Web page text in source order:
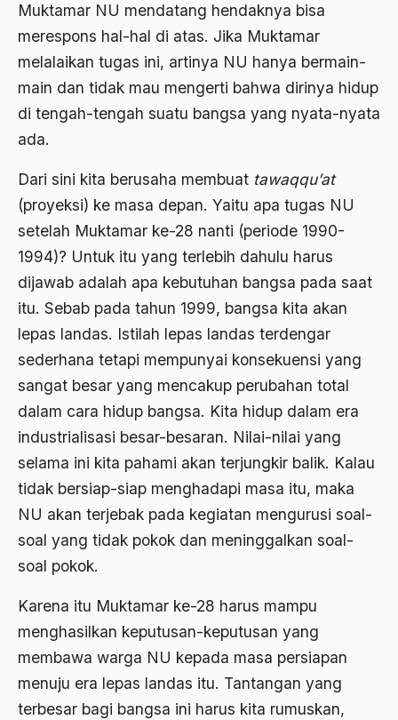
Muktamar NU mendatang hendaknya bisa
merespons hal-hal di atas. Jika Muktamar
melalaikan tugas ini, artinya NU hanya bermain-
main dan tidak mau mengerti bahwa dirinya hidup
di tengah-tengah suatu bangsa yang nyata-nyata
ada.
Dari sini kita berusaha membuat tawaqqu’at
(proyeksi) ke masa depan. Yaitu apa tugas NU
setelah Muktamar ke-28 nanti (periode 1990-
1994)? Untuk itu yang terlebih dahulu harus
dijawab adalah apa kebutuhan bangsa pada saat
itu. Sebab pada tahun 1999, bangsa kita akan
lepas landas. Istilah lepas landas terdengar
sederhana tetapi mempunyai konsekuensi yang
sangat besar yang mencakup perubahan total
dalam cara hidup bangsa. Kita hidup dalam era
industrialisasi besar-besaran. Nilai-nilai yang
selama ini kita pahami akan terjungkir balik. Kalau
tidak bersiap-siap menghadapi masa itu, maka
NU akan terjebak pada kegiatan mengurusi soal-
soal yang tidak pokok dan meninggalkan soal-
soal pokok.
Karena itu Muktamar ke-28 harus mampu
menghasilkan keputusan-keputusan yang
membawa warga NU kepada masa persiapan
menuju era lepas landas itu. Tantangan yang
terbesar bagi bangsa ini harus kita rumuskan,
Arti Kepemimpinan
artikel gus dur
asal-usul tradisi keilmuan pesantren
Asas Islam
asas kebangsaan
Asas Organisasi Islam
Asas Pancasila
Asas Permusyawaratan
Asas Tunggal
asean
Asghar Ali Engineer
Ashram Ghandi
Asia
Asia Tenggara
Asimilasi
Asosiasi
Aspek Etika
Aspek Politis